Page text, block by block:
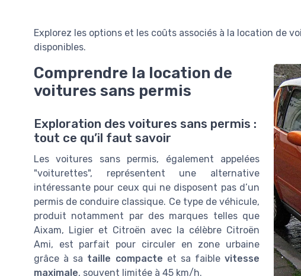
Explorez les options et les coûts associés à la location de
disponibles.
Comprendre la location de
voitures sans permis
Exploration des voitures sans permis :
tout ce qu’il faut savoir
Les voitures sans permis, également appelées
"voiturettes", représentent une alternative
intéressante pour ceux qui ne disposent pas d’un
permis de conduire classique. Ce type de véhicule,
produit notamment par des marques telles que
Aixam, Ligier et Citroën avec la célèbre Citroën
Ami, est parfait pour circuler en zone urbaine
grâce à sa taille compacte et sa faible vitesse
maximale, souvent limitée à 45 km/h.